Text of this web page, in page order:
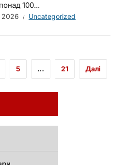
100...
2026 Uncategorized
5 … 21 Далі